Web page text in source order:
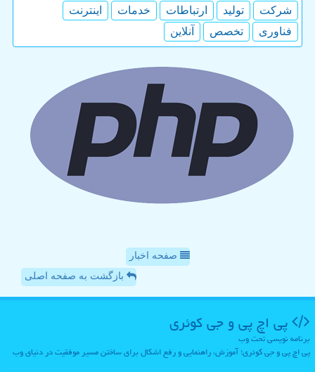
شركت تولید ارتباطات خدمات
اینترنت
فناوری
تخصص آنلاین
صفحه اخبار
بازگشت به صفحه اصلی
پی اچ پی و جی كوئری
برنامه نویسی تحت وب
پی اچ پی و جی کوئری؛ آموزش، راهنمایی و رفع اشکال برای ساختن مسیر موفقیت در دنیای وب